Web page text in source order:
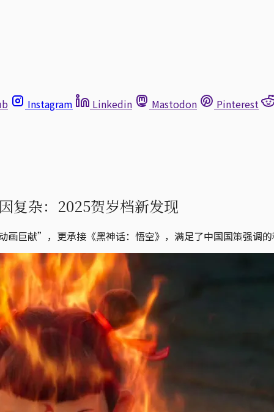
Instagram Linkedin Mastodon Pinterest
复杂：2025贺岁档新发现
巨献”，更承接《黑神话：悟空》，满足了中国国策强调